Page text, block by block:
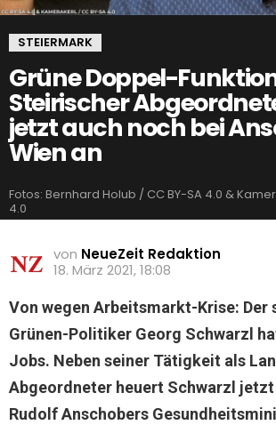
STEIERMARK
Grüne Doppel-
Steirischer
jetzt auch noch bei
Wien an
Fotos: Bernhard Holub / CC BY-SA 4.0 &
4.0
von NeueZeit Redaktion
18. März 2021, 18:08
Von wegen Arbeitsmarkt-Krise: Der
Grünen-Politiker Georg Schwarzl
Jobs. Neben seiner Tätigkeit als
Abgeordneter heuert Schwarzl jetzt
Rudolf Anschobers